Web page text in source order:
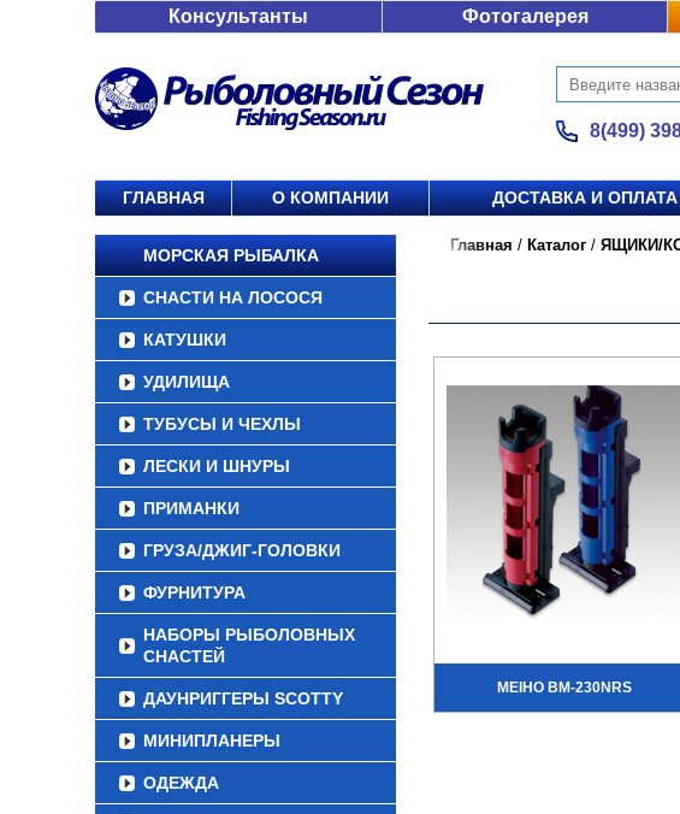
Консультанты Фотогалерея
8(499)
ГЛАВНАЯ О КОМПАНИИ ДОСТАВКА И ОПЛАТА
МОРСКАЯ РЫБАЛКА
СНАСТИ НА ЛОСОСЯ
КАТУШКИ
УДИЛИЩА
ТУБУСЫ И ЧЕХЛЫ
ЛЕСКИ И ШНУРЫ
ПРИМАНКИ
ГРУЗА/ДЖИГ-ГОЛОВКИ
ФУРНИТУРА
НАБОРЫ РЫБОЛОВНЫХ
СНАСТЕЙ
ДАУНРИГГЕРЫ SCOTTY
МИНИПЛАНЕРЫ
ОДЕЖДА
Главная / Каталог / ЯЩИКИ/
MEIHO BM-230NRS